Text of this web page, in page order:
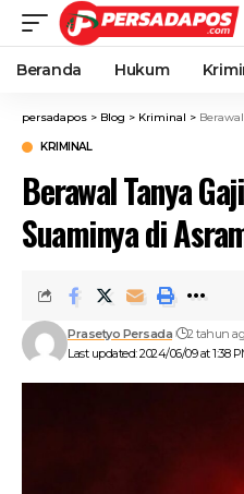
Beranda Hukum
persadapos > Blog > Kriminal > Berawal
KRIMINAL
Berawal Tanya
Suaminya di
Last updated: 2024/06/09 at 1:38
Prasetyo Persada 2 tahun